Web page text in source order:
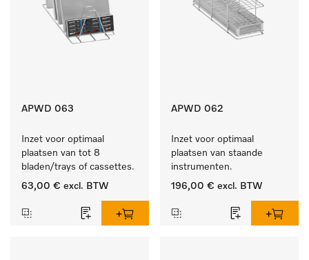
APWD 063
Inzet voor optimaal
plaatsen van tot 8
bladen/trays of cassettes.
63,00 € excl. BTW
APWD 062
Inzet voor optimaal
plaatsen van staande
instrumenten.
196,00 € excl. BTW